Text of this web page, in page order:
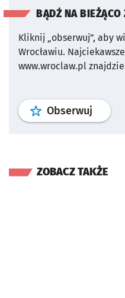
BĄDŹ NA
Kliknij „obserwuj”, aby
Wrocławiu.
www.wroclaw.pl
Obserwuj profil
ZOBACZ TAKŻE